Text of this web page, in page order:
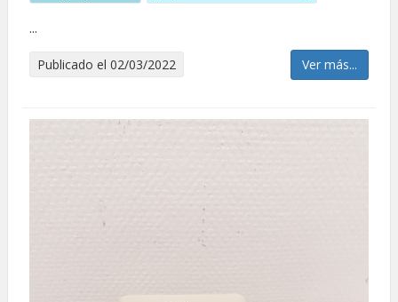
...
Publicado el 02/03/2022 Ver más...